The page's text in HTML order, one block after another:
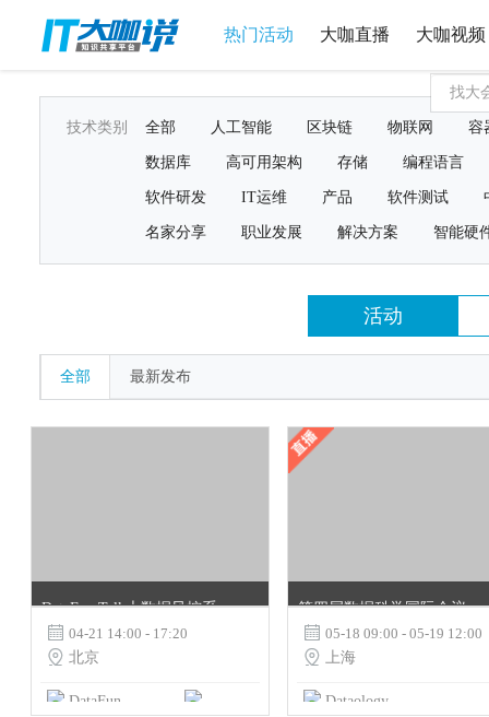
热门活动 大咖直播 大咖视频
技术类别 全部 人工智能 区块链 物联网 容
数据库 高可用架构 存储 编程语言
软件研发 IT运维 产品 软件测试
名家分享 职业发展 解决方案 智能硬
活动
全部 最新发布
DataFun Talk大数据风控系列活动 ——人工智能时代：内容审核与流量反作弊
 04-21 14:00 - 17:20
 北京
DataFun
第四届数据科学国际会议（ICDS 2017）
 05-18 09:00 - 05-19 12:00
 上海
Dataology